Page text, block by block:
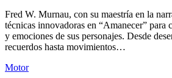
Fred W. Murnau, con su maestría en la narrativa visual, utiliza
técnicas innovadoras en “Amanecer” para
y emociones de sus personajes. Desde
recuerdos hasta movimientos…
Motor